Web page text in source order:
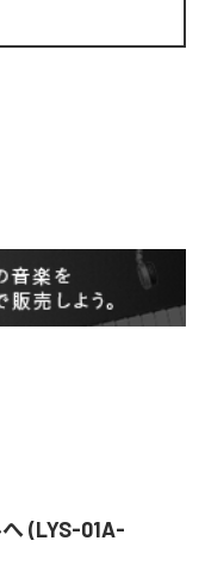
(LYS-01A-